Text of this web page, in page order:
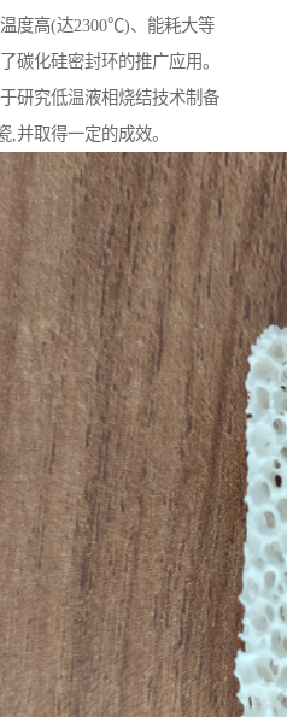
度高(达2300℃)、能耗大等
碳化硅密封环的推广应用。
研究低温液相烧结技术制备
,并取得一定的成效。